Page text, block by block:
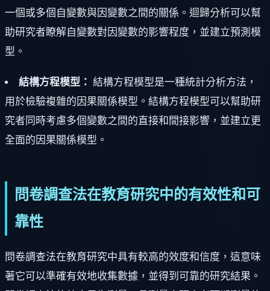
一個或多個自變數與因變數之間的關係。迴歸分析可以幫
助研究者瞭解自變數對因變數的影響程度，並建立預測模
型。
結構方程模型： 結構方程模型是一種統計分析方法，
用於檢驗複雜的因果關係模型。結構方程模型可以幫助研
究者同時考慮多個變數之間的直接和間接影響，並建立更
全面的因果關係模型。
問卷調查法在教育研究中的有效性和可
靠性
問卷調查法在教育研究中具有較高的效度和信度，這意味
著它可以準確有效地收集數據，並得到可靠的研究結果。